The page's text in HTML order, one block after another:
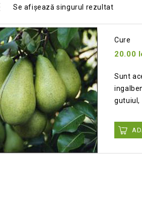
Se afișează singurul rezultat
Cure
20.00
Sunt
gutuiul,